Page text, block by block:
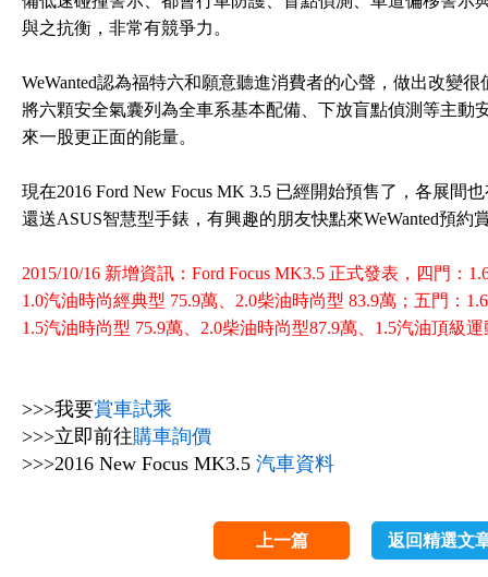
與之抗衡，非常有競爭力。
WeWanted認為福特六和願意聽進消費者的心聲，做出改變
將六顆安全氣囊列為全車系基本配備、下放盲點偵測等主動
來一股更正面的能量。
現在2016 Ford New Focus MK 3.5 已經開始預售了，各展間
還送ASUS智慧型手錶，有興趣的朋友快點來WeWanted預約
2015/10/16 新增資訊：Ford Focus MK3.5 正式發表，四門：
1.0汽油時尚經典型 75.9萬、2.0柴油時尚型 83.9萬；五門：
1.5汽油時尚型 75.9萬、2.0柴油時尚型87.9萬、1.5汽油頂級
>>>我要賞車試乘
>>>立即前往購車詢價
>>>2016 New Focus MK3.5 汽車資料
上一篇 返回精選文